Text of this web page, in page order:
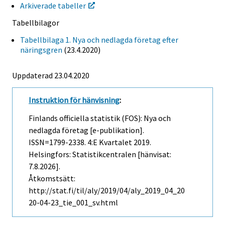
Arkiverade tabeller
Tabellbilagor
Tabellbilaga 1. Nya och nedlagda företag efter
näringsgren (23.4.2020)
Uppdaterad 23.04.2020
Instruktion för hänvisning:
Finlands officiella statistik (FOS): Nya och
nedlagda företag [e-publikation].
ISSN=1799-2338. 4:e Kvartalet 2019.
Helsingfors: Statistikcentralen [hänvisat:
7.8.2026].
Åtkomstsätt:
http://stat.fi/til/aly/2019/04/aly_2019_04_20
20-04-23_tie_001_sv.html